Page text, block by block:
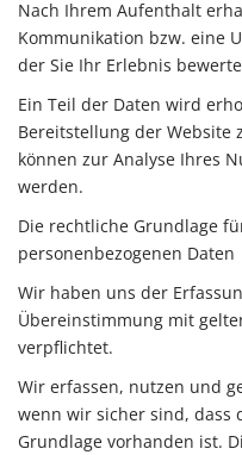
Nach Ihrem Aufenthalt
Kommunikation bzw. eine
der Sie Ihr Erlebnis
Ein Teil der Daten wird
Bereitstellung der Website
können zur Analyse Ihres
werden.
Die rechtliche Grundlage
personenbezogenen Daten
Wir haben uns der
Übereinstimmung mit
verpflichtet.
Wir erfassen, nutzen und
wenn wir sicher sind, dass
Grundlage vorhanden ist.